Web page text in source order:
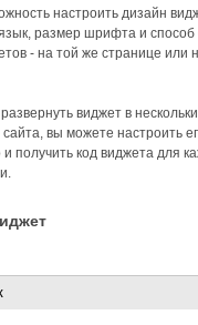
настроить дизайн
размер шрифта и
- на той же странице или
виджет в
вы можете настроить
получить код виджета для